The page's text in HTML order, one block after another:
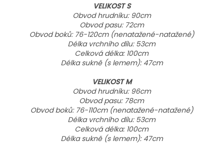
VELIKOST S
Obvod hrudníku: 90cm
Obvod pasu: 72cm
Obvod boků: 76-120cm (nenatažené-natažené)
Délka vrchního dílu: 53cm
Celková délka: 100cm
Délka sukně (s lemem): 47cm
VELIKOST M
Obvod hrudníku: 96cm
Obvod pasu: 78cm
Obvod boků: 76-110cm (nenatažené-natažené)
Délka vrchního dílu: 53cm
Celková délka: 100cm
Délka sukně (s lemem): 47cm